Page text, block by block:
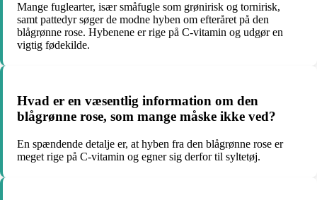
Mange fuglearter, især småfugle som grønirisk og tornirisk,
samt pattedyr søger de modne hyben om efteråret på den
blågrønne rose. Hybenene er rige på C-vitamin og udgør en
vigtig fødekilde.
Hvad er en væsentlig information om den
blågrønne rose, som mange måske ikke ved?
En spændende detalje er, at hyben fra den blågrønne rose er
meget rige på C-vitamin og egner sig derfor til syltetøj.